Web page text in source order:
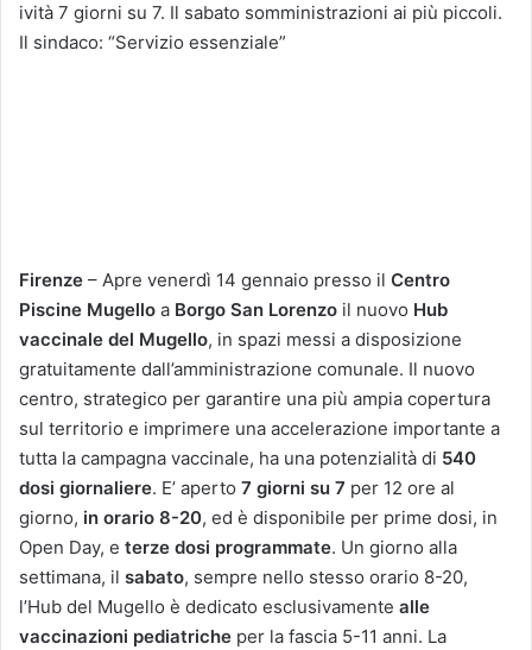
ività 7 giorni su 7. Il sabato somministrazioni ai più piccoli.
Il sindaco: “Servizio essenziale”
Firenze – Apre venerdì 14 gennaio presso il Centro
Piscine Mugello a Borgo San Lorenzo il nuovo Hub
vaccinale del Mugello, in spazi messi a disposizione
gratuitamente dall’amministrazione comunale. Il nuovo
centro, strategico per garantire una più ampia copertura
sul territorio e imprimere una accelerazione importante a
tutta la campagna vaccinale, ha una potenzialità di 540
dosi giornaliere. E’ aperto 7 giorni su 7 per 12 ore al
giorno, in orario 8-20, ed è disponibile per prime dosi, in
Open Day, e terze dosi programmate. Un giorno alla
settimana, il sabato, sempre nello stesso orario 8-20,
l’Hub del Mugello è dedicato esclusivamente alle
vaccinazioni pediatriche per la fascia 5-11 anni. La